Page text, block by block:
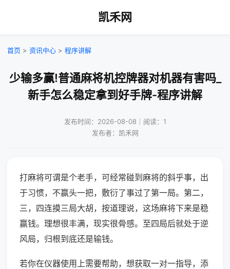
凯禾网
首页 > 资讯中心 > 程序讲解
少输多赢!普通麻将机控牌器对机器有害吗_
新手怎么稳定拿到好手牌-程序讲解
发布时间：2026-08-08｜阅读：1
发布者：凯禾网
打麻将可谓是个老手，可经常碰到麻将的斜乎事，出
于习惯，不赢头一把，敷衍了事过了第一局。第二，
三，四连摸三局大胡，按道理说，这场麻将下来是稳
赢钱。理想很丰满，现实很骨感。至四局后就处于逆
风局，归根到底还是输钱。
若你在仪器使用上需要帮助，想获取一对一指导，添